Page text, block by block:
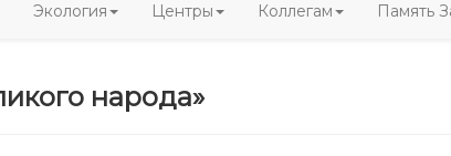
Экология Центры Коллегам Память
народа»